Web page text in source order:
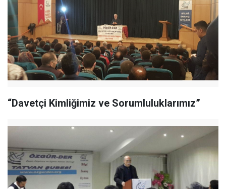
“Davetçi Kimliğimiz ve Sorumluluklarımız”